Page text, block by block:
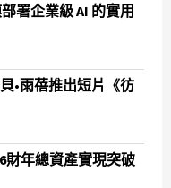
署企業級 AI 的實用
•雨蓓推出短片《彷
財年總資產實現突破